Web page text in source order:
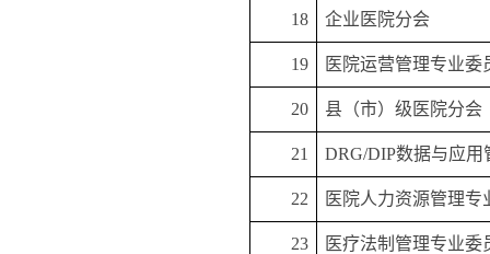
18 企业医院分会
19 医院运营管理专业委
20 县（市）级医院分会
21 DRG/DIP数据与应用
22 医院人力资源管理专
23 医疗法制管理专业委